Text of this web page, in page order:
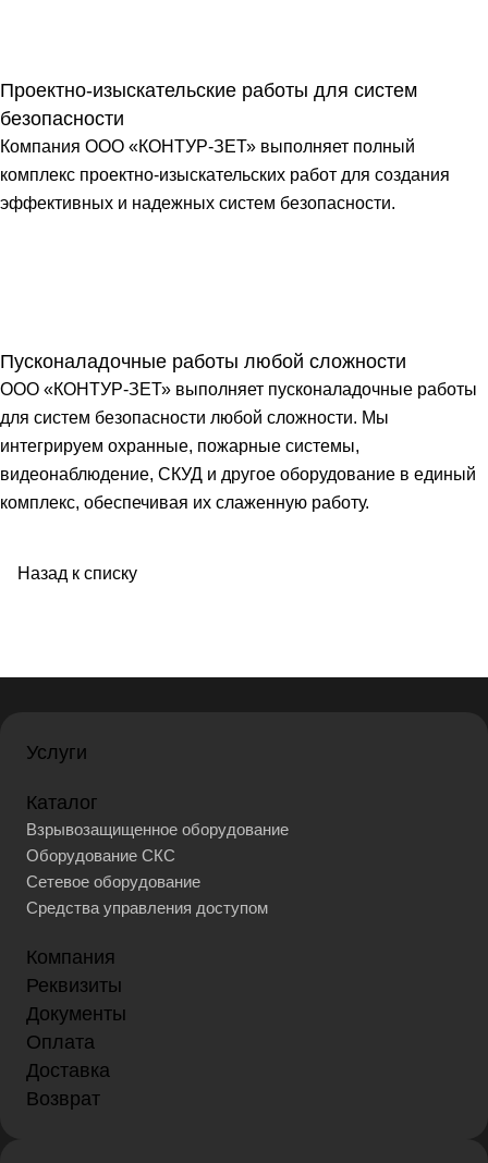
Проектно-изыскательские работы для систем
безопасности
Компания ООО «КОНТУР-ЗЕТ» выполняет полный
комплекс проектно-изыскательских работ для создания
эффективных и надежных систем безопасности.
Пусконаладочные работы любой сложности
ООО «КОНТУР-ЗЕТ» выполняет пусконаладочные работы
для систем безопасности любой сложности. Мы
интегрируем охранные, пожарные системы,
видеонаблюдение, СКУД и другое оборудование в единый
комплекс, обеспечивая их слаженную работу.
Назад к списку
Услуги
Каталог
Взрывозащищенное оборудование
Оборудование СКС
Сетевое оборудование
Средства управления доступом
Компания
Реквизиты
Документы
Оплата
Доставка
Возврат